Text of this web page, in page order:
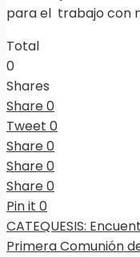
para el trabajo con
Total
0
Shares
Share0
Tweet 0
Share0
Share0
Share0
Pin it 0
CATEQUESIS:
Primera Comunión